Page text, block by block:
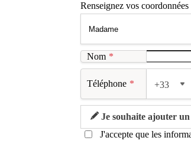
Renseignez vos coordonnées
Nom *
Téléphone * +33
Je souhaite ajouter un
J'accepte que les